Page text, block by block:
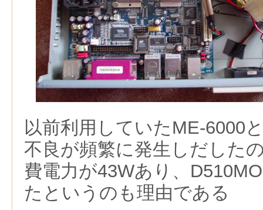
以前利用していたME-6000
不良が頻繁に発生しだした
費電力が43Wあり、
たというのも理由である